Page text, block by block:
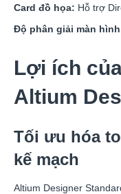
Card đồ họa: Hỗ trợ
Độ phân giải màn
Lợi ích
Altium
Tối ưu hóa
kế mạch
Altium Designer